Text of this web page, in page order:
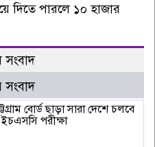
দিতে পারলে ১০ হাজার
সংবাদ
সংবাদ
বোর্ড ছাড়া সারা দেশে চলবে
পরীক্ষা